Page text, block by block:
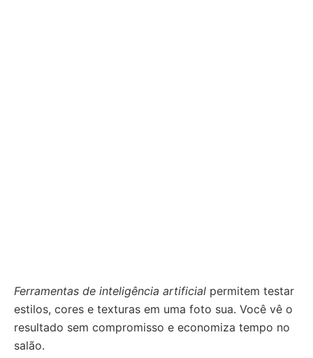
Ferramentas de inteligência artificial permitem testar
estilos, cores e texturas em uma foto sua. Você vê o
resultado sem compromisso e economiza tempo no
salão.